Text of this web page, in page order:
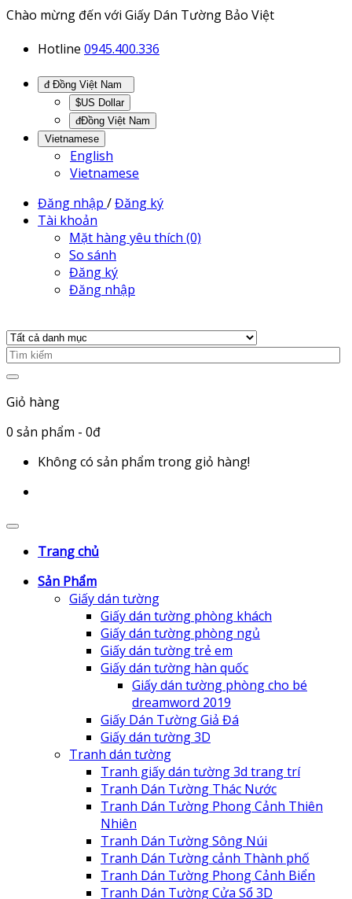
Chào mừng đến với Giấy Dán Tường Bảo Việt
Hotline 0945.400.336
$US Dollar
đĐồng Việt Nam
Vietnamese
English
Vietnamese
Đăng nhập /Đăng ký
Tài khoản
Mặt hàng yêu thích (0)
So sánh
Đăng ký
Đăng nhập
Giỏ hàng
0 sản phẩm - 0đ
Không có sản phẩm trong giỏ hàng!
Trang chủ
Sản Phẩm
Giấy dán tường
Giấy dán tường phòng khách
Giấy dán tường phòng ngủ
Giấy dán tường trẻ em
Giấy dán tường hàn quốc
Giấy dán tường phòng cho bé
dreamword 2019
Giấy Dán Tường Giả Đá
Giấy dán tường 3D
Tranh dán tường
Tranh giấy dán tường 3d trang trí
Tranh Dán Tường Thác Nước
Tranh Dán Tường Phong Cảnh Thiên
Nhiên
Tranh Dán Tường Sông Núi
Tranh Dán Tường cảnh Thành phố
Tranh Dán Tường Phong Cảnh Biển
Tranh Dán Tường Cửa Sổ 3D